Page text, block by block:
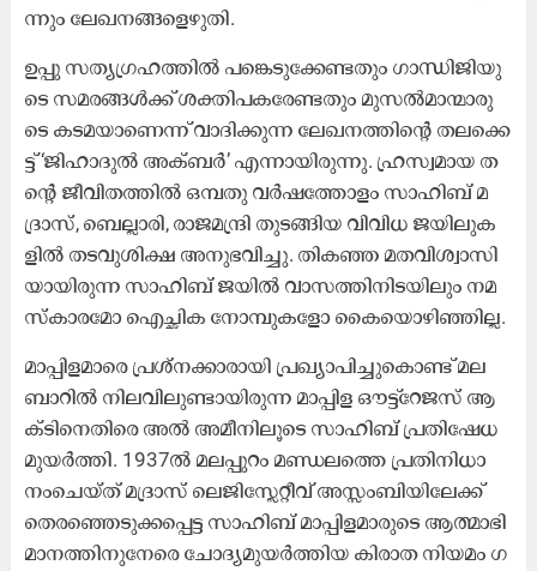
ന്നും ലേ​ഖ​ന​ങ്ങ​ളെ​ഴു​തി.
ഉ​പ്പു സ​ത്യ​ഗ്ര​ഹ​ത്തി​ൽ പ​ങ്കെ​ടു​ക്കേ​ണ്ട​തും ഗാ​ന്ധി​ജി​യു​
ടെ സ​മ​ര​ങ്ങ​ൾ​ക്ക് ശ​ക്തി​പ​ക​രേ​ണ്ട​തും മു​സ​ൽ​മാ​ന്മാ​രു​
ടെ ക​ട​മ​യാ​ണെ​ന്ന് വാ​ദി​ക്കു​ന്ന ലേ​ഖ​ന​ത്തി​ന്റെ ത​ല​ക്കെ​
ട്ട് ‘ജി​ഹാ​ദു​ൽ അ​ക്ബ​ർ’ എ​ന്നാ​യി​രു​ന്നു. ഹ്ര​സ്വ​മാ​യ ത​
ന്റെ ജീ​വി​ത​ത്തി​ൽ ഒ​മ്പ​തു വ​ർ​ഷ​ത്തോ​ളം സാ​ഹി​ബ് മ​
ദ്രാ​സ്, ബെ​ല്ലാ​രി, രാ​ജ​മ​ന്ദ്രി തു​ട​ങ്ങി​യ വി​വി​ധ ജ​യി​ലു​ക​
ളി​ൽ ത​ട​വു​ശി​ക്ഷ അ​നു​ഭ​വി​ച്ചു. തി​ക​ഞ്ഞ മ​ത​വി​ശ്വാ​സി​
യാ​യി​രു​ന്ന സാ​ഹി​ബ് ജ​യി​ൽ വാ​സ​ത്തി​നി​ട​യി​ലും ന​മ​
സ്കാ​ര​മോ ഐ​ച്ഛി​ക നോ​മ്പു​ക​ളോ കൈ​യൊ​ഴി​ഞ്ഞി​ല്ല.
മാ​പ്പി​ള​മാ​രെ പ്ര​ശ്ന​ക്കാ​രാ​യി പ്ര​ഖ്യാ​പി​ച്ചു​കൊ​ണ്ട് മ​ല​
ബാ​റി​ൽ നി​ല​വി​ലു​ണ്ടാ​യി​രു​ന്ന മാ​പ്പി​ള ഔ​ട്ട്റേ​ജ​സ് ആ​
ക്ടി​നെ​തി​രെ അ​ൽ അ​മീ​നി​ലൂ​ടെ സാ​ഹി​ബ് പ്ര​തി​ഷേ​ധ​
മു​യ​ർ​ത്തി. 1937ൽ ​മ​ല​പ്പു​റം മ​ണ്ഡ​ല​ത്തെ പ്ര​തി​നി​ധാ​
നം​ചെ​യ്ത് മ​ദ്രാ​സ് ലെ​ജി​സ്ലേ​റ്റീ​വ് അ​സ്സം​ബി​യി​ലേ​ക്ക്
തെ​ര​ഞ്ഞെ​ടു​ക്ക​പ്പെ​ട്ട സാ​ഹി​ബ് മാ​പ്പി​ള​മാ​രു​ടെ ആ​ത്മാ​ഭി​
മാ​ന​ത്തി​നു​നേ​രെ ചോ​ദ്യ​മു​യ​ർ​ത്തി​യ കി​രാ​ത നി​യ​മം ഗ​